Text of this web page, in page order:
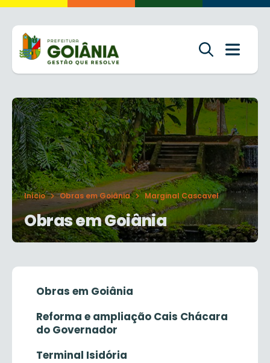
Início Obras em Goiânia Marginal Cascavel
Obras em Goiânia
Obras em Goiânia
Reforma e ampliação Cais Chácara
do Governador
Terminal Isidória